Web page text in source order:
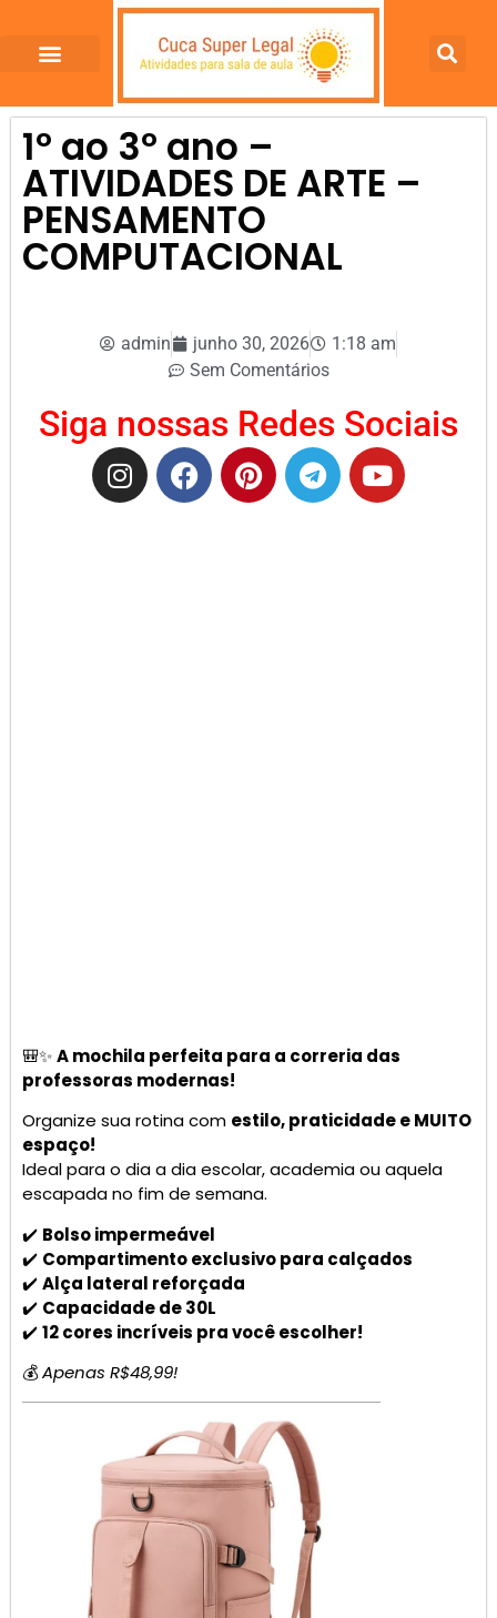
1º ao 3º ano –
ATIVIDADES DE ARTE –
PENSAMENTO
COMPUTACIONAL
admin junho 30, 2026
1:18 am
Sem Comentários
Siga nossas Redes Sociais
🎒✨A mochila perfeita para a correria das
professoras modernas!
Organize sua rotina com estilo, praticidade e MUITO
espaço!
Ideal para o dia a dia escolar, academia ou aquela
escapada no fim de semana.
✔️ Bolso impermeável
✔️ Compartimento exclusivo para calçados
✔️Alça lateral reforçada
✔️ Capacidade de 30L
✔️12 cores incríveis pra você escolher!
💰Apenas R$48,99!